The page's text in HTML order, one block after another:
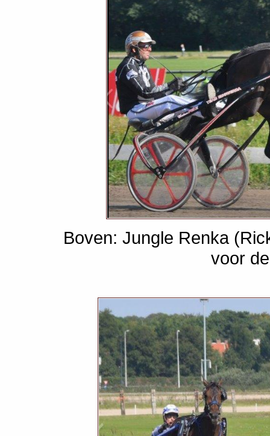
Boven: Jungle Renka
voor